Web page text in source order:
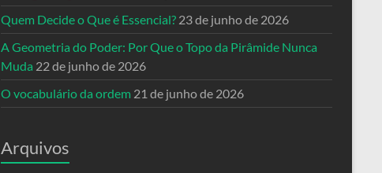
Quem Decide o Que é Essencial? 23 de junho de 2026
A Geometria do Poder: Por Que o Topo da Pirâmide Nunca
Muda 22 de junho de 2026
O vocabulário da ordem 21 de junho de 2026
Arquivos